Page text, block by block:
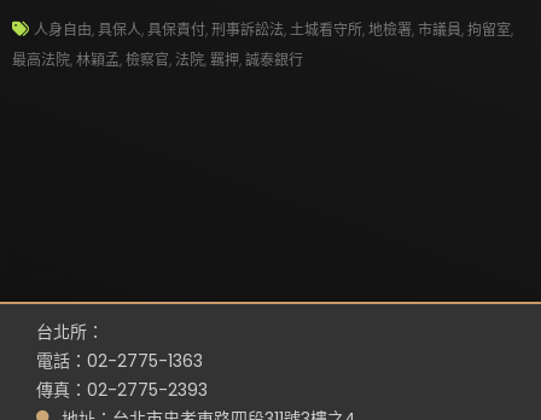
人身自由,具保人,具保責付,刑事訴訟法,土城看守所,地檢署,市議員,拘留室,
最高法院,林穎孟,檢察官, 法院,羈押,誠泰銀行
台北所：
電話：02-2775-1363
傳真：02-2775-2393